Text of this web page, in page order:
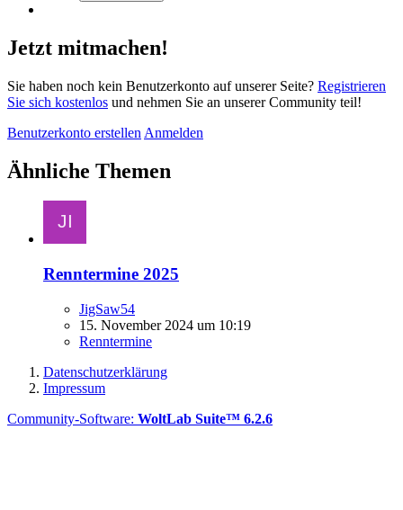
Jetzt mitmachen!
Sie haben noch kein Benutzerkonto auf unserer Seite? Registrieren
Sie sich kostenlos und nehmen Sie an unserer Community teil!
Benutzerkonto erstellen Anmelden
Ähnliche Themen
Renntermine 2025
JigSaw54
15. November 2024 um 10:19
Renntermine
Datenschutzerklärung
Impressum
Community-Software: WoltLab Suite™ 6.2.6